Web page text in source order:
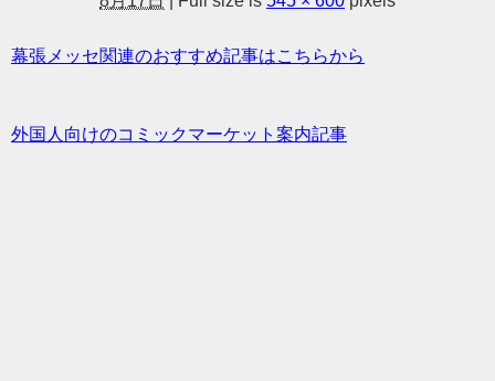
幕張メッセ関連のおすすめ記事はこちらから
外国人向けのコミックマーケット案内記事